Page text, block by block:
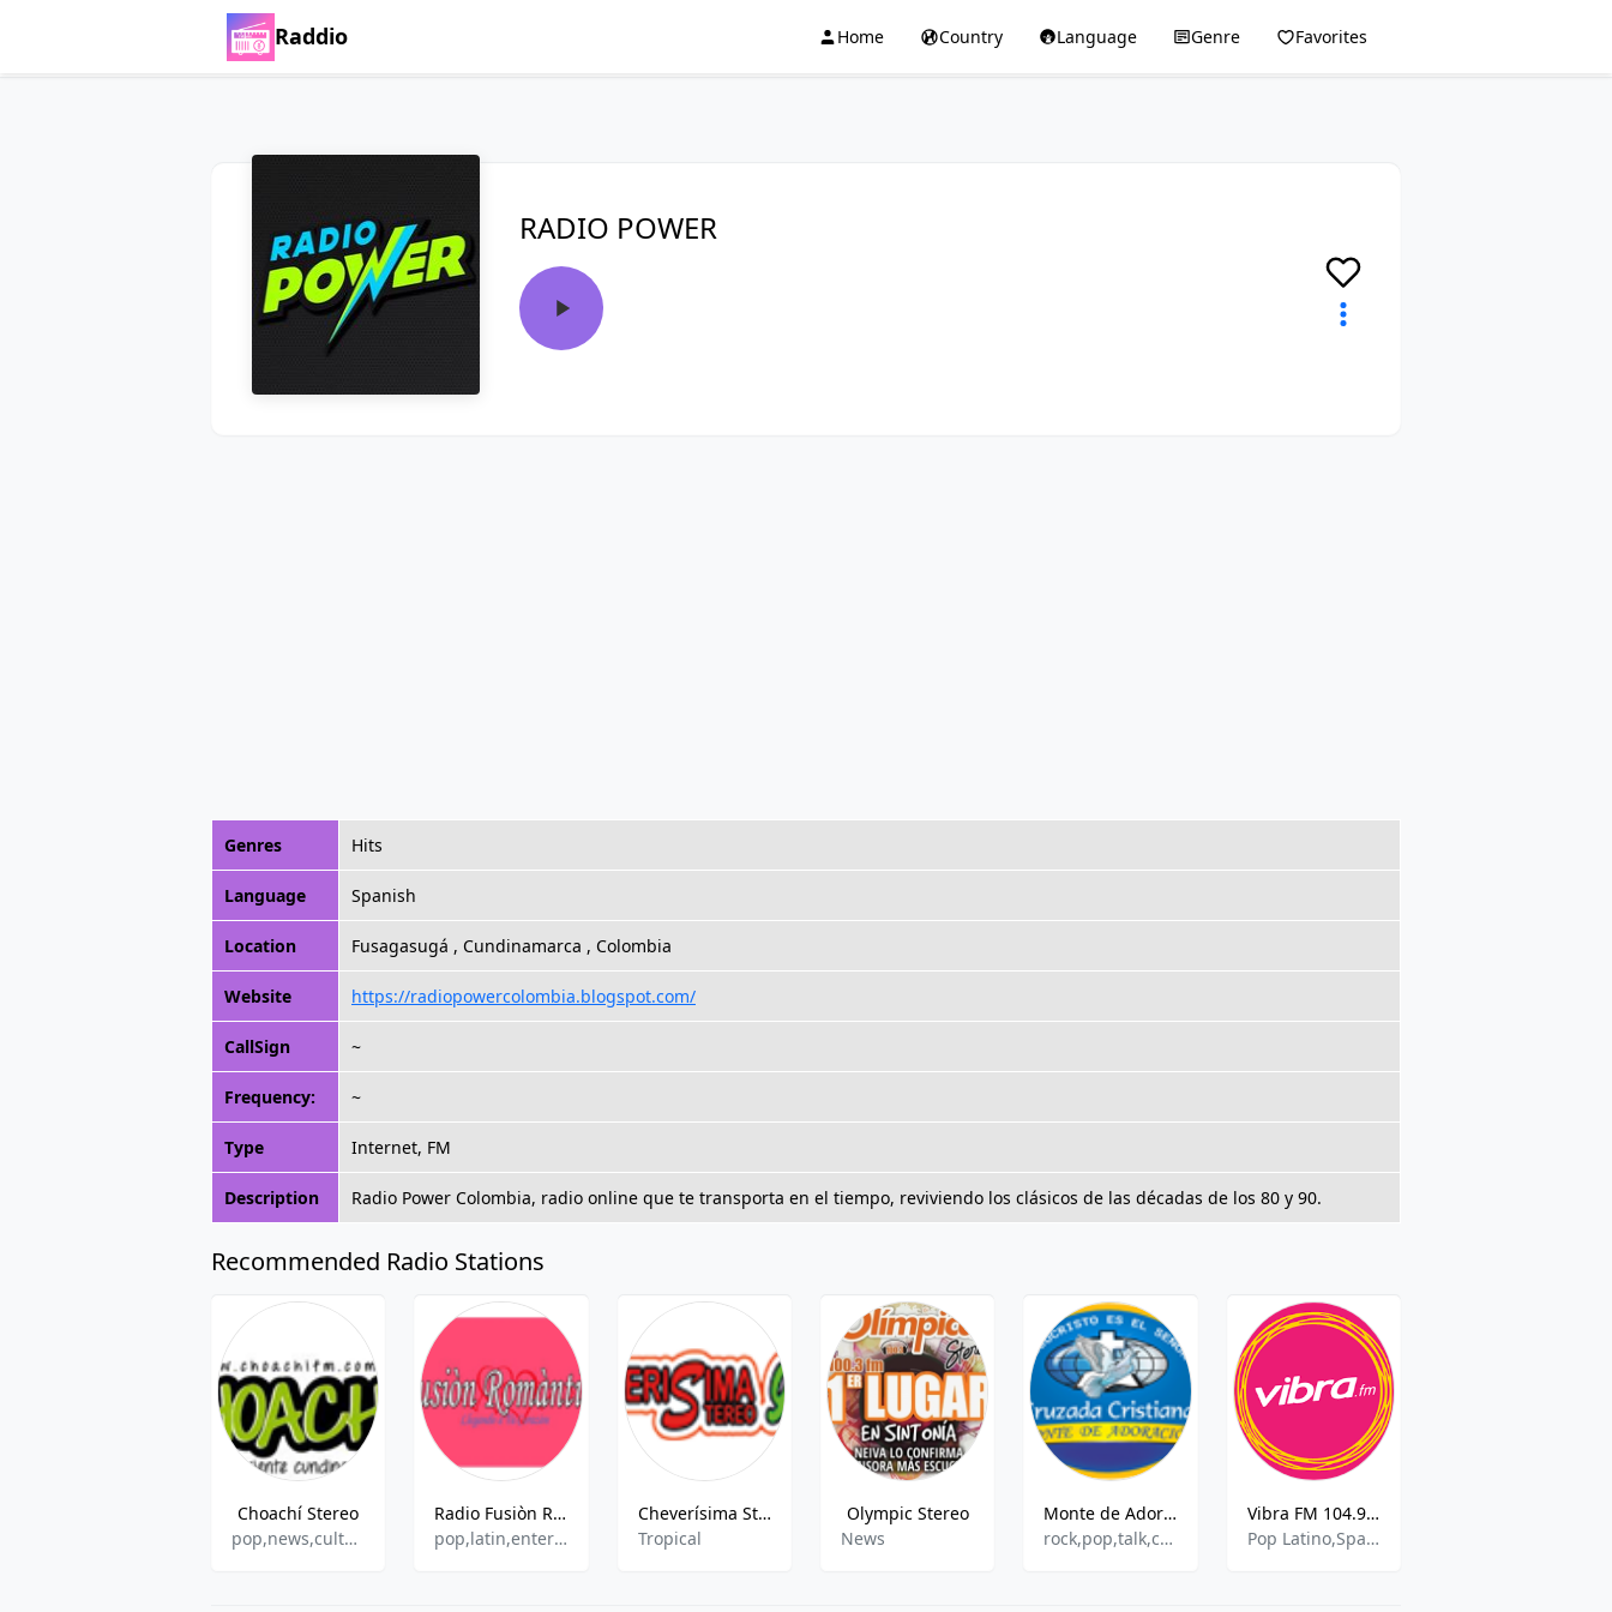
Raddio Home Country Language Genre Favorites
RADIO POWER
Genres Hits
Language Spanish
Location Fusagasugá , Cundinamarca , Colombia
Website https://radiopowercolombia.blogspot.com/
CallSign ~
Frequency: ~
Type Internet, FM
Description Radio Power Colombia, radio online que te transporta en el tiempo, reviviendo los clásicos de las décadas de los 80 y 90.
Recommended Radio Stations
Choachí Stereo
pop,news,culture,entertainment
Radio Fusiòn Romàntica
pop,latin,entertainment
Cheverísima Stereo uživo - 93.0 MHz FM, Magangué, Kolumbija
Tropical
Olympic Stereo
News
Monte de Adoracion Radio
rock,pop,talk,christian
Vibra FM 104.9 FM - Bogota
Pop Latino,Spanish Talk,Variety